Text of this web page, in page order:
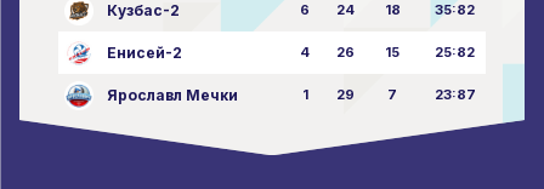
Кузбас-2 6 24 18 35:82
Енисей-2 4 26 15 25:82
Ярославл Мечки 1 29 7 23:87